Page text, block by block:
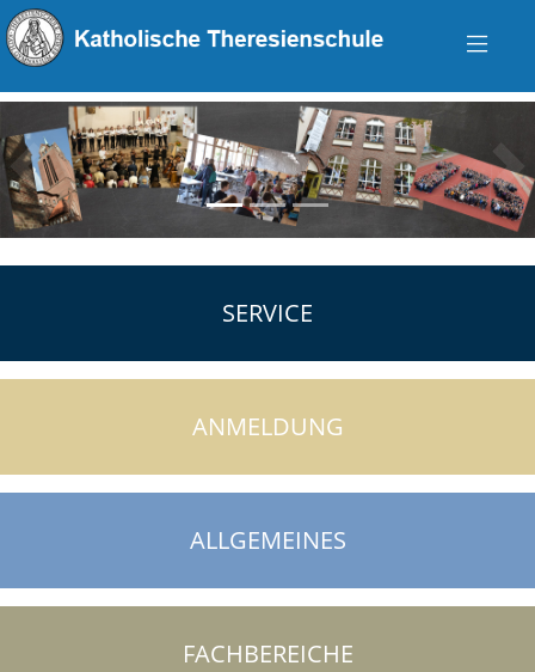
zurück
SERVICE
ANMELDUNG
ALLGEMEINES
FACHBEREICHE